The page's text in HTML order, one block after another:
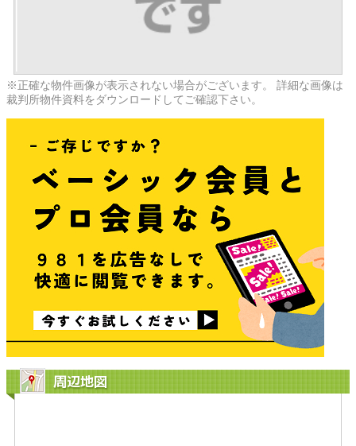
※正確な物件画像が表示されない場合がございます。 詳細な画像は
裁判所物件資料をダウンロードしてご確認下さい。
周辺地図